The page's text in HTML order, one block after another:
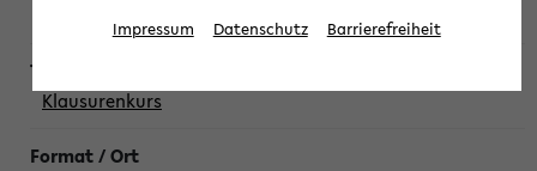
Klausurenkurs
Impressum Datenschutz Barrierefreiheit